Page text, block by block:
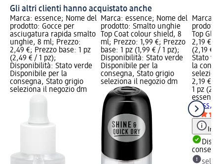
Gli altri clienti hanno acquistato anche
Marca: essence; Nome del
prodotto: Gocce per
asciugatura rapida smalto
unghie, 8 ml; Prezzo:
2,49 €; Prezzo base: 1 pz
(2,49 € / 1 pz);
Disponibilità: Stato verde
Disponibile per la
consegna, Stato grigio
seleziona il negozio dm
Marca: essence; Nome del
prodotto: Smalto unghie
Top Coat colour shield, 8
ml; Prezzo: 1,99 €; Prezzo
base: 1 pz (1,99 € / 1 pz);
Disponibilità: Stato verde
Disponibile per la
consegna, Stato grigio
seleziona il negozio dm
Marca:
Top
2,19 €;
(2,19 € /
Stato
la
2,19 €
1 pz
essence
Gloss, 8